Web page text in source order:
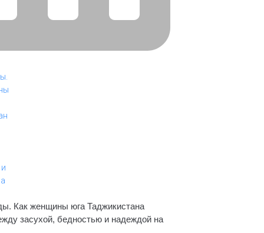
Как женщины юга Таджикистана
засухой, бедностью и надеждой на